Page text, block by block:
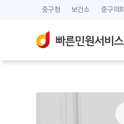
중구청 보건소 중구의회